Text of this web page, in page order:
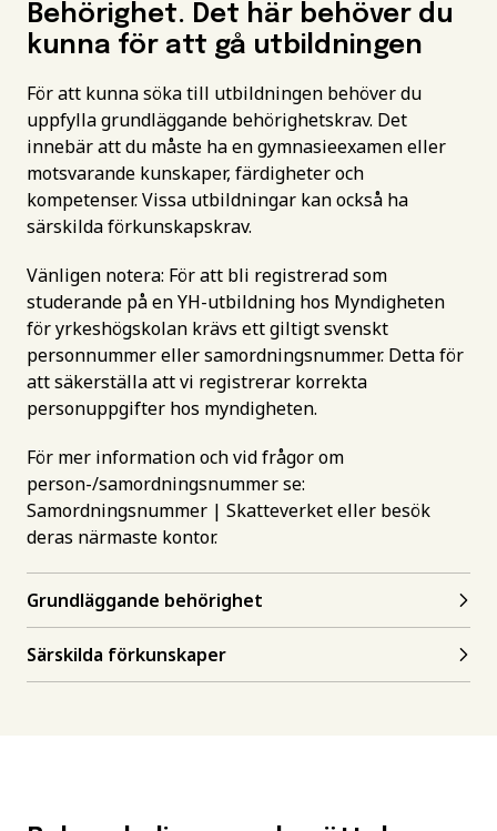
Behörighet. Det här behöver du
kunna för att gå utbildningen
För att kunna söka till utbildningen behöver du
uppfylla grundläggande behörighetskrav. Det
innebär att du måste ha en gymnasieexamen eller
motsvarande kunskaper, färdigheter och
kompetenser. Vissa utbildningar kan också ha
särskilda förkunskapskrav.
Vänligen notera: För att bli registrerad som
studerande på en YH-utbildning hos Myndigheten
för yrkeshögskolan krävs ett giltigt svenskt
personnummer eller samordningsnummer. Detta för
att säkerställa att vi registrerar korrekta
personuppgifter hos myndigheten.
För mer information och vid frågor om
person-/samordningsnummer se:
Samordningsnummer | Skatteverketeller besök
deras närmaste kontor.
Grundläggande behörighet
Särskilda förkunskaper